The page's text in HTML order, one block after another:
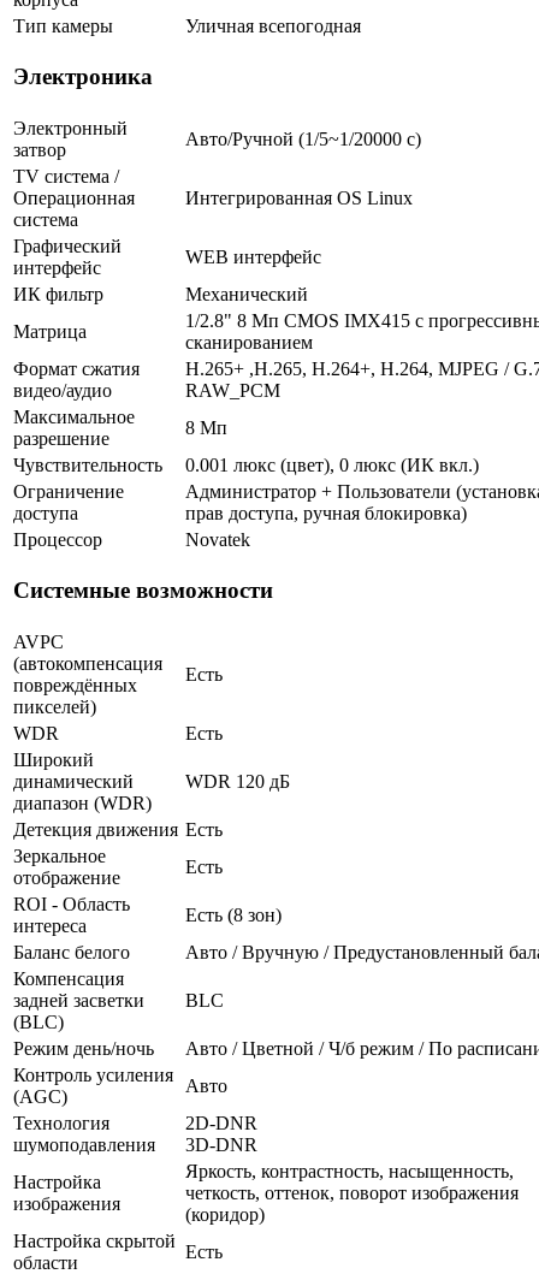
Тип камеры
Уличная всепогодная
Электроника
Электронный
затвор
Авто/Ручной (1/5~1/20000 c)
TV система /
Операционная
система
Интегрированная OS Linux
Графический
интерфейс
WEB интерфейс
ИК фильтр
Механический
Матрица
1/2.8" 8 Мп CMOS IMX415 с
сканированием
Формат сжатия
видео/аудио
H.265+ ,H.265, H.264+, H.264, MJPEG /
RAW_PCM
Максимальное
разрешение
8 Мп
Чувствительность
0.001 люкс (цвет), 0 люкс (ИК вкл.)
Ограничение
доступа
Администратор + Пользователи
прав доступа, ручная блокировка)
Процессор
Novatek
Системные возможности
AVPC
(автокомпенсация
повреждённых
пикселей)
Есть
WDR
Есть
Широкий
динамический
диапазон (WDR)
WDR 120 дБ
Детекция движения Есть
Зеркальное
отображение
Есть
ROI - Область
интереса
Есть (8 зон)
Баланс белого
Авто / Вручную / Предустановленный
Компенсация
задней засветки
(BLC)
BLC
Режим день/ночь
Авто / Цветной / Ч/б режим / По
Контроль усиления
(AGC)
Авто
Технология
шумоподавления
2D-DNR
3D-DNR
Настройка
изображения
Яркость, контрастность, насыщенность,
четкость, оттенок, поворот изображения
(коридор)
Настройка скрытой
области
Есть